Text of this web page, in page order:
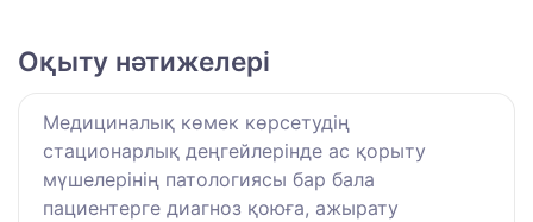
Оқыту нәтижелері
Медициналық көмек көрсетудің
стационарлық деңгейлерінде ас қорыту
мүшелерінің патологиясы бар бала
пациентерге диагноз қоюға, ажырату